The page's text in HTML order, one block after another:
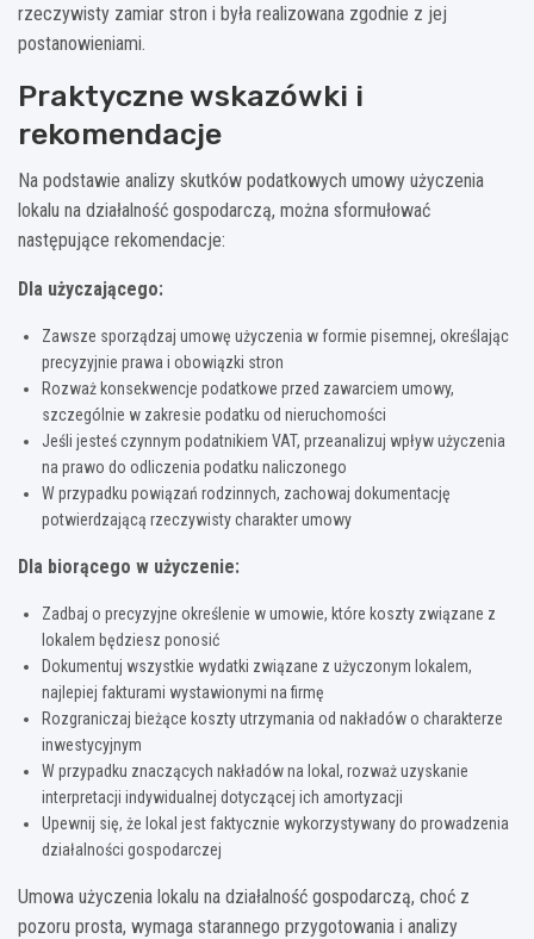
rzeczywisty zamiar stron i była realizowana zgodnie z jej
postanowieniami.
Praktyczne wskazówki i
rekomendacje
Na podstawie analizy skutków podatkowych umowy użyczenia
lokalu na działalność gospodarczą, można sformułować
następujące rekomendacje:
Dla użyczającego:
Zawsze sporządzaj umowę użyczenia w formie pisemnej, określając
precyzyjnie prawa i obowiązki stron
Rozważ konsekwencje podatkowe przed zawarciem umowy,
szczególnie w zakresie podatku od nieruchomości
Jeśli jesteś czynnym podatnikiem VAT, przeanalizuj wpływ użyczenia
na prawo do odliczenia podatku naliczonego
W przypadku powiązań rodzinnych, zachowaj dokumentację
potwierdzającą rzeczywisty charakter umowy
Dla biorącego w użyczenie:
Zadbaj o precyzyjne określenie w umowie, które koszty związane z
lokalem będziesz ponosić
Dokumentuj wszystkie wydatki związane z użyczonym lokalem,
najlepiej fakturami wystawionymi na firmę
Rozgraniczaj bieżące koszty utrzymania od nakładów o charakterze
inwestycyjnym
W przypadku znaczących nakładów na lokal, rozważ uzyskanie
interpretacji indywidualnej dotyczącej ich amortyzacji
Upewnij się, że lokal jest faktycznie wykorzystywany do prowadzenia
działalności gospodarczej
Umowa użyczenia lokalu na działalność gospodarczą, choć z
pozoru prosta, wymaga starannego przygotowania i analizy